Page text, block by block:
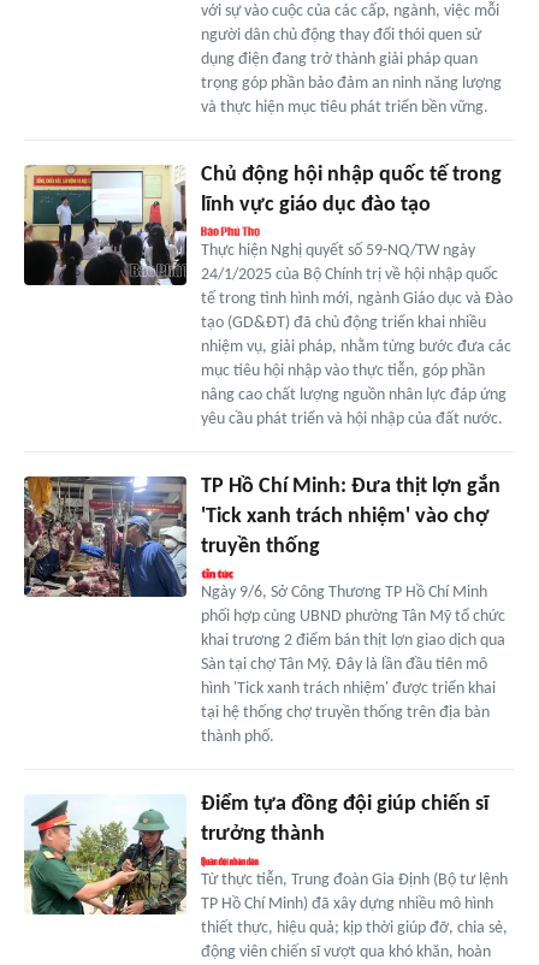
với sự vào cuộc của các cấp, ngành, việc mỗi
người dân chủ động thay đổi thói quen sử
dụng điện đang trở thành giải pháp quan
trọng góp phần bảo đảm an ninh năng lượng
và thực hiện mục tiêu phát triển bền vững.
Chủ động hội nhập quốc tế trong
lĩnh vực giáo dục đào tạo
Thực hiện Nghị quyết số 59-NQ/TW ngày
24/1/2025 của Bộ Chính trị về hội nhập quốc
tế trong tình hình mới, ngành Giáo dục và Đào
tạo (GD&ĐT) đã chủ động triển khai nhiều
nhiệm vụ, giải pháp, nhằm từng bước đưa các
mục tiêu hội nhập vào thực tiễn, góp phần
nâng cao chất lượng nguồn nhân lực đáp ứng
yêu cầu phát triển và hội nhập của đất nước.
TP Hồ Chí Minh: Đưa thịt lợn gắn
'Tick xanh trách nhiệm' vào chợ
truyền thống
Ngày 9/6, Sở Công Thương TP Hồ Chí Minh
phối hợp cùng UBND phường Tân Mỹ tổ chức
khai trương 2 điểm bán thịt lợn giao dịch qua
Sàn tại chợ Tân Mỹ. Đây là lần đầu tiên mô
hình 'Tick xanh trách nhiệm' được triển khai
tại hệ thống chợ truyền thống trên địa bàn
thành phố.
Điểm tựa đồng đội giúp chiến sĩ
trưởng thành
Từ thực tiễn, Trung đoàn Gia Định (Bộ tư lệnh
TP Hồ Chí Minh) đã xây dựng nhiều mô hình
thiết thực, hiệu quả; kịp thời giúp đỡ, chia sẻ,
động viên chiến sĩ vượt qua khó khăn, hoàn